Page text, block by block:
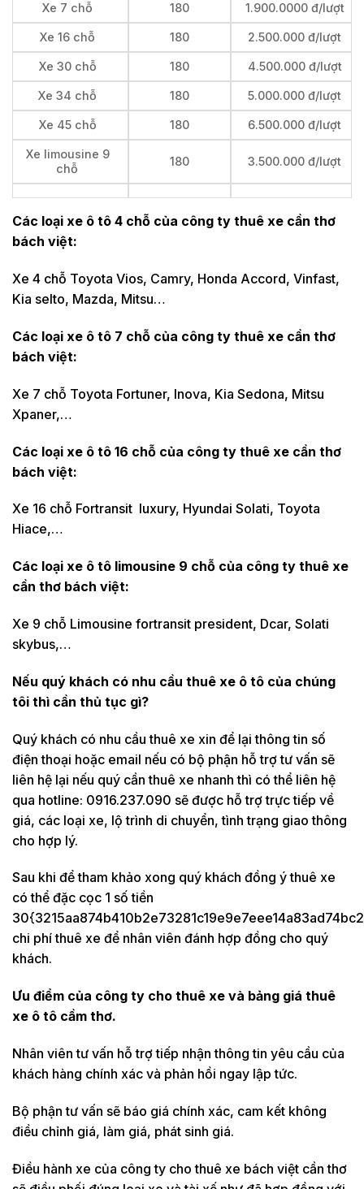
Xe 7 chỗ 180 1.900.0000 đ/lượt
Xe 16 chỗ 180 2.500.000 đ/lượt
Xe 30 chỗ 180 4.500.000 đ/lượt
Xe 34 chỗ 180 5.000.000 đ/lượt
Xe 45 chỗ 180 6.500.000 đ/lượt
Xe limousine 9
chỗ
180 3.500.000 đ/lượt
Các loại xe ô tô 4 chỗ của công ty thuê xe cần thơ
bách việt:
Xe 4 chỗ Toyota Vios, Camry, Honda Accord, Vinfast,
Kia selto, Mazda, Mitsu…
Các loại xe ô tô 7 chỗ của công ty thuê xe cần thơ
bách việt:
Xe 7 chỗ Toyota Fortuner, Inova, Kia Sedona, Mitsu
Xpaner,…
Các loại xe ô tô 16 chỗ của công ty thuê xe cần thơ
bách việt:
Xe 16 chỗ Fortransit luxury, Hyundai Solati, Toyota
Hiace,…
Các loại xe ô tô limousine 9 chỗ của công ty thuê xe
cần thơ bách việt:
Xe 9 chỗ Limousine fortransit president, Dcar, Solati
skybus,…
Nếu quý khách có nhu cầu thuê xe ô tô của chúng
tôi thì cần thủ tục gì?
Quý khách có nhu cầu thuê xe xin để lại thông tin số
điện thoại hoặc email nếu có bộ phận hỗ trợ tư vấn sẽ
liên hệ lại nếu quý cần thuê xe nhanh thì có thể liên hệ
qua hotline: 0916.237.090 sẽ được hỗ trợ trực tiếp về
giá, các loại xe, lộ trình di chuyển, tình trạng giao thông
cho hợp lý.
Sau khi để tham khảo xong quý khách đồng ý thuê xe
có thể đặc cọc 1 số tiền
chi phí thuê xe để nhân viên đánh hợp đồng cho quý
khách.
Ưu điểm của công ty cho thuê xe và bảng giá thuê
xe ô tô cầm thơ.
Nhân viên tư vấn hỗ trợ tiếp nhận thông tin yêu cầu của
khách hàng chính xác và phản hồi ngay lập tức.
Bộ phận tư vấn sẽ báo giá chính xác, cam kết không
điều chỉnh giá, làm giá, phát sinh giá.
Điều hành xe của công ty cho thuê xe bách việt cần thơ